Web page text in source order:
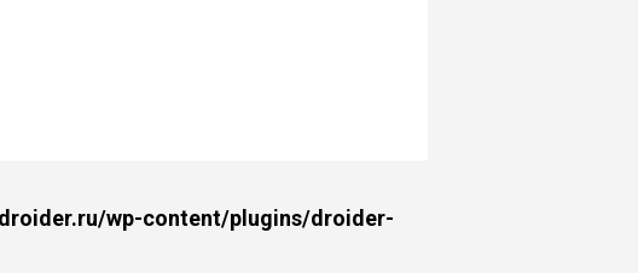
wp-content/plugins/droider-